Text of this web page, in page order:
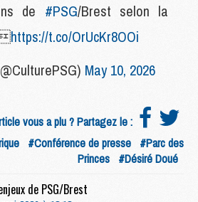
de #PSG/Brest selon la
https://t.co/OrUcKr8OOi
May 10, 2026
vous a plu ? Partagez le :
#Conférence de presse #Parc des
Princes #Désiré Doué
de PSG/Brest